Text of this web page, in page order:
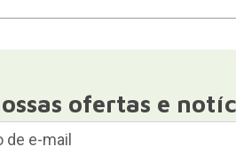
ofertas e